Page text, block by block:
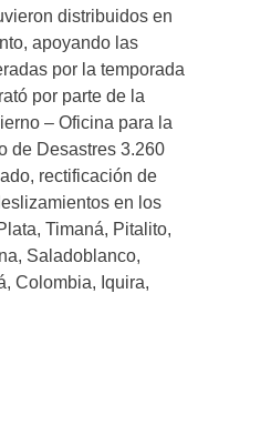
distribuidos en
apoyando las
por la temporada
por parte de la
– Oficina para la
de Desastres 3.260
rectificación de
en los
Timaná, Pitalito,
Saladoblanco,
Colombia, Iquira,